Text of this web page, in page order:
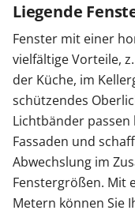
Liegende
Fenster mit einer
vielfältige Vorteile,
der Küche, im
schützendes
Lichtbänder
Fassaden und
Abwechslung im
Fenstergrößen. Mit
Metern können Sie